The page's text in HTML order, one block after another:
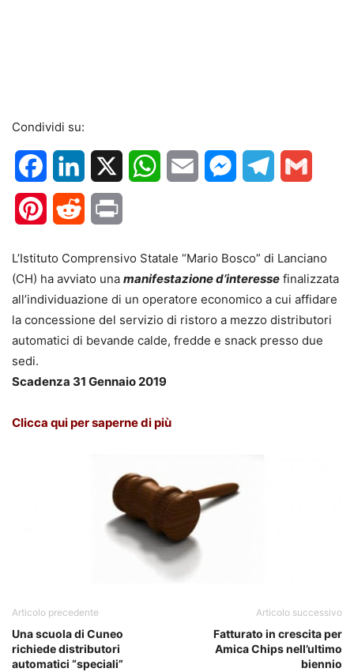
Condividi su:
FacebookLinkedIn WhatsApp
Email MessengerTelegram
PinterestReddit
L’Istituto Comprensivo Statale “Mario Bosco” di Lanciano
(CH) ha avviato una manifestazione d’interesse finalizzata
all’individuazione di un operatore economico a cui affidare
la concessione del servizio di ristoro a mezzo distributori
automatici di bevande calde, fredde e snack presso due
sedi.
Scadenza 31 Gennaio 2019
Clicca qui per saperne di più
Articolo precedente
Una scuola di Cuneo
richiede distributori
automatici “speciali”
Articolo successivo
Fatturato in crescita per
Amica Chips nell’ultimo
biennio